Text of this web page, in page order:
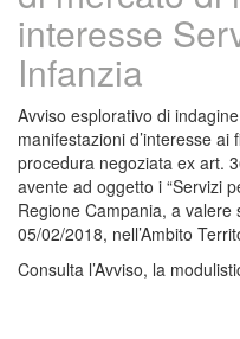
interesse
Infanzia
Avviso esplorativo di
manifestazioni d’interesse
procedura negoziata ex art.
avente ad oggetto i “Servizi
Regione Campania, a
05/02/2018, nell’Ambito
Consulta l’Avviso, la